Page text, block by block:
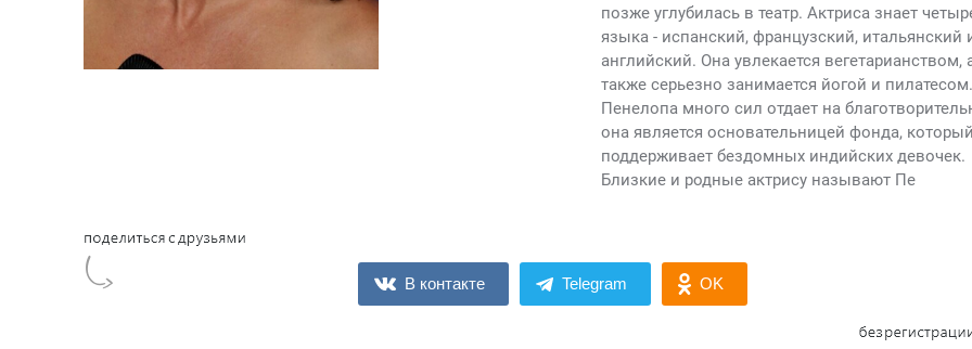
позже углубилась в театр. Актриса знает
языка - испанский, французский, итальянский
английский. Она увлекается вегетарианством,
также серьезно занимается йогой и пилатесом.
Пенелопа много сил отдает на
она является основательницей фонда, который
поддерживает бездомных индийских девочек.
Близкие и родные актрису называют Пе
В контакте Telegram OK